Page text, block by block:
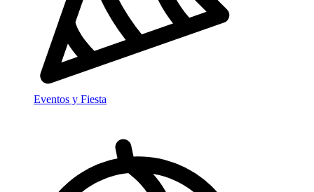
Eventos y Fiesta